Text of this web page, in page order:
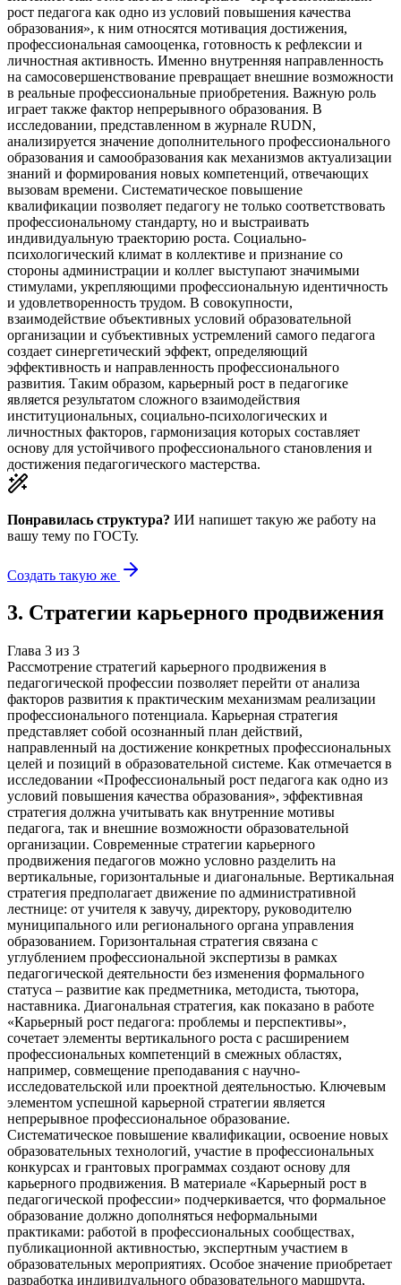
рост педагога как одно из условий повышения качества
образования», к ним относятся мотивация достижения,
профессиональная самооценка, готовность к рефлексии и
личностная активность. Именно внутренняя направленность
на самосовершенствование превращает внешние возможности
в реальные профессиональные приобретения. Важную роль
играет также фактор непрерывного образования. В
исследовании, представленном в журнале RUDN,
анализируется значение дополнительного профессионального
образования и самообразования как механизмов актуализации
знаний и формирования новых компетенций, отвечающих
вызовам времени. Систематическое повышение
квалификации позволяет педагогу не только соответствовать
профессиональному стандарту, но и выстраивать
индивидуальную траекторию роста. Социально-
психологический климат в коллективе и признание со
стороны администрации и коллег выступают значимыми
стимулами, укрепляющими профессиональную идентичность
и удовлетворенность трудом. В совокупности,
взаимодействие объективных условий образовательной
организации и субъективных устремлений самого педагога
создает синергетический эффект, определяющий
эффективность и направленность профессионального
развития. Таким образом, карьерный рост в педагогике
является результатом сложного взаимодействия
институциональных, социально-психологических и
личностных факторов, гармонизация которых составляет
основу для устойчивого профессионального становления и
достижения педагогического мастерства.
Понравилась структура? ИИ напишет такую же работу на
вашу тему по ГОСТу.
Создать такую же
3. Стратегии карьерного продвижения
Глава 3 из 3
Рассмотрение стратегий карьерного продвижения в
педагогической профессии позволяет перейти от анализа
факторов развития к практическим механизмам реализации
профессионального потенциала. Карьерная стратегия
представляет собой осознанный план действий,
направленный на достижение конкретных профессиональных
целей и позиций в образовательной системе. Как отмечается в
исследовании «Профессиональный рост педагога как одно из
условий повышения качества образования», эффективная
стратегия должна учитывать как внутренние мотивы
педагога, так и внешние возможности образовательной
организации. Современные стратегии карьерного
продвижения педагогов можно условно разделить на
вертикальные, горизонтальные и диагональные. Вертикальная
стратегия предполагает движение по административной
лестнице: от учителя к завучу, директору, руководителю
муниципального или регионального органа управления
образованием. Горизонтальная стратегия связана с
углублением профессиональной экспертизы в рамках
педагогической деятельности без изменения формального
статуса – развитие как предметника, методиста, тьютора,
наставника. Диагональная стратегия, как показано в работе
«Карьерный рост педагога: проблемы и перспективы»,
сочетает элементы вертикального роста с расширением
профессиональных компетенций в смежных областях,
например, совмещение преподавания с научно-
исследовательской или проектной деятельностью. Ключевым
элементом успешной карьерной стратегии является
непрерывное профессиональное образование.
Систематическое повышение квалификации, освоение новых
образовательных технологий, участие в профессиональных
конкурсах и грантовых программах создают основу для
карьерного продвижения. В материале «Карьерный рост в
педагогической профессии» подчеркивается, что формальное
образование должно дополняться неформальными
практиками: работой в профессиональных сообществах,
публикационной активностью, экспертным участием в
образовательных мероприятиях. Особое значение приобретает
разработка индивидуального образовательного маршрута,